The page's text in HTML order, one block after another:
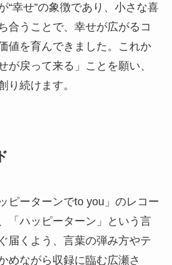
“幸せ”の象徴であり、小さな喜
合うことで、幸せが広がるコ
値を育んできました。これか
が戻って来る」ことを願い、
り続けます。
ピーターンでto you」のレコー
「ハッピーターン」という言
届くよう、言葉の弾み方やテ
めながら収録に臨む広瀬さ